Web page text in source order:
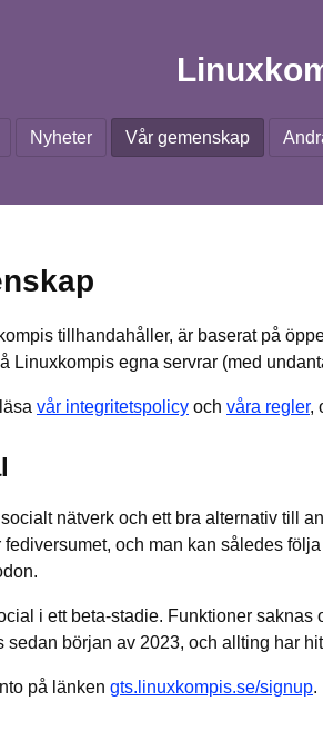
Nyheter Vår gemenskap
tillhandahåller, är baserat på
Linuxkompis egna servrar (med
vår integritetspolicy och våra regler,
nätverk och ett bra alternativ till
och man kan således
i ett beta-stadie. Funktioner
sedan början av 2023, och allting har
på länken gts.linuxkompis.se/signup.